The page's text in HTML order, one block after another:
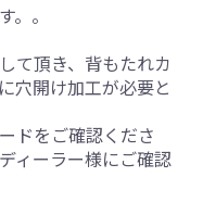
。
て頂き、背もたれカ
穴開け加工が必要と
ドをご確認くださ
ィーラー様にご確認